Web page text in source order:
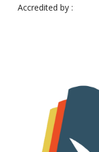
Accredited by :